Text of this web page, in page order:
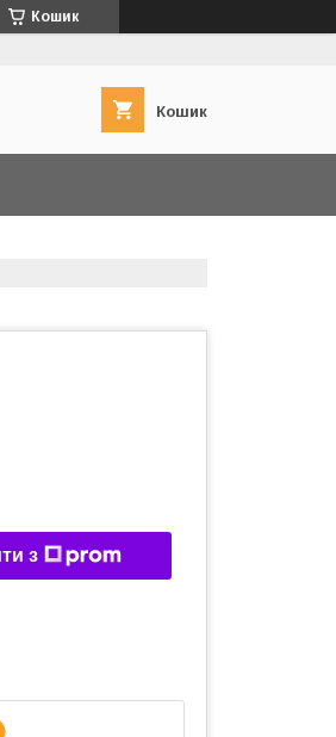
Кошик
Кошик
з